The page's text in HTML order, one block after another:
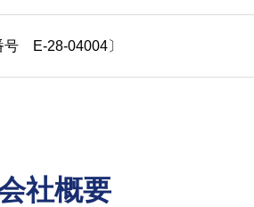
号 E-28-04004〕
社概要